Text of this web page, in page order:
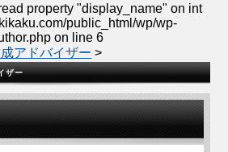
property "display_name" on int
public_html/wp/wp-
on line6
アドバイザー >
ザー